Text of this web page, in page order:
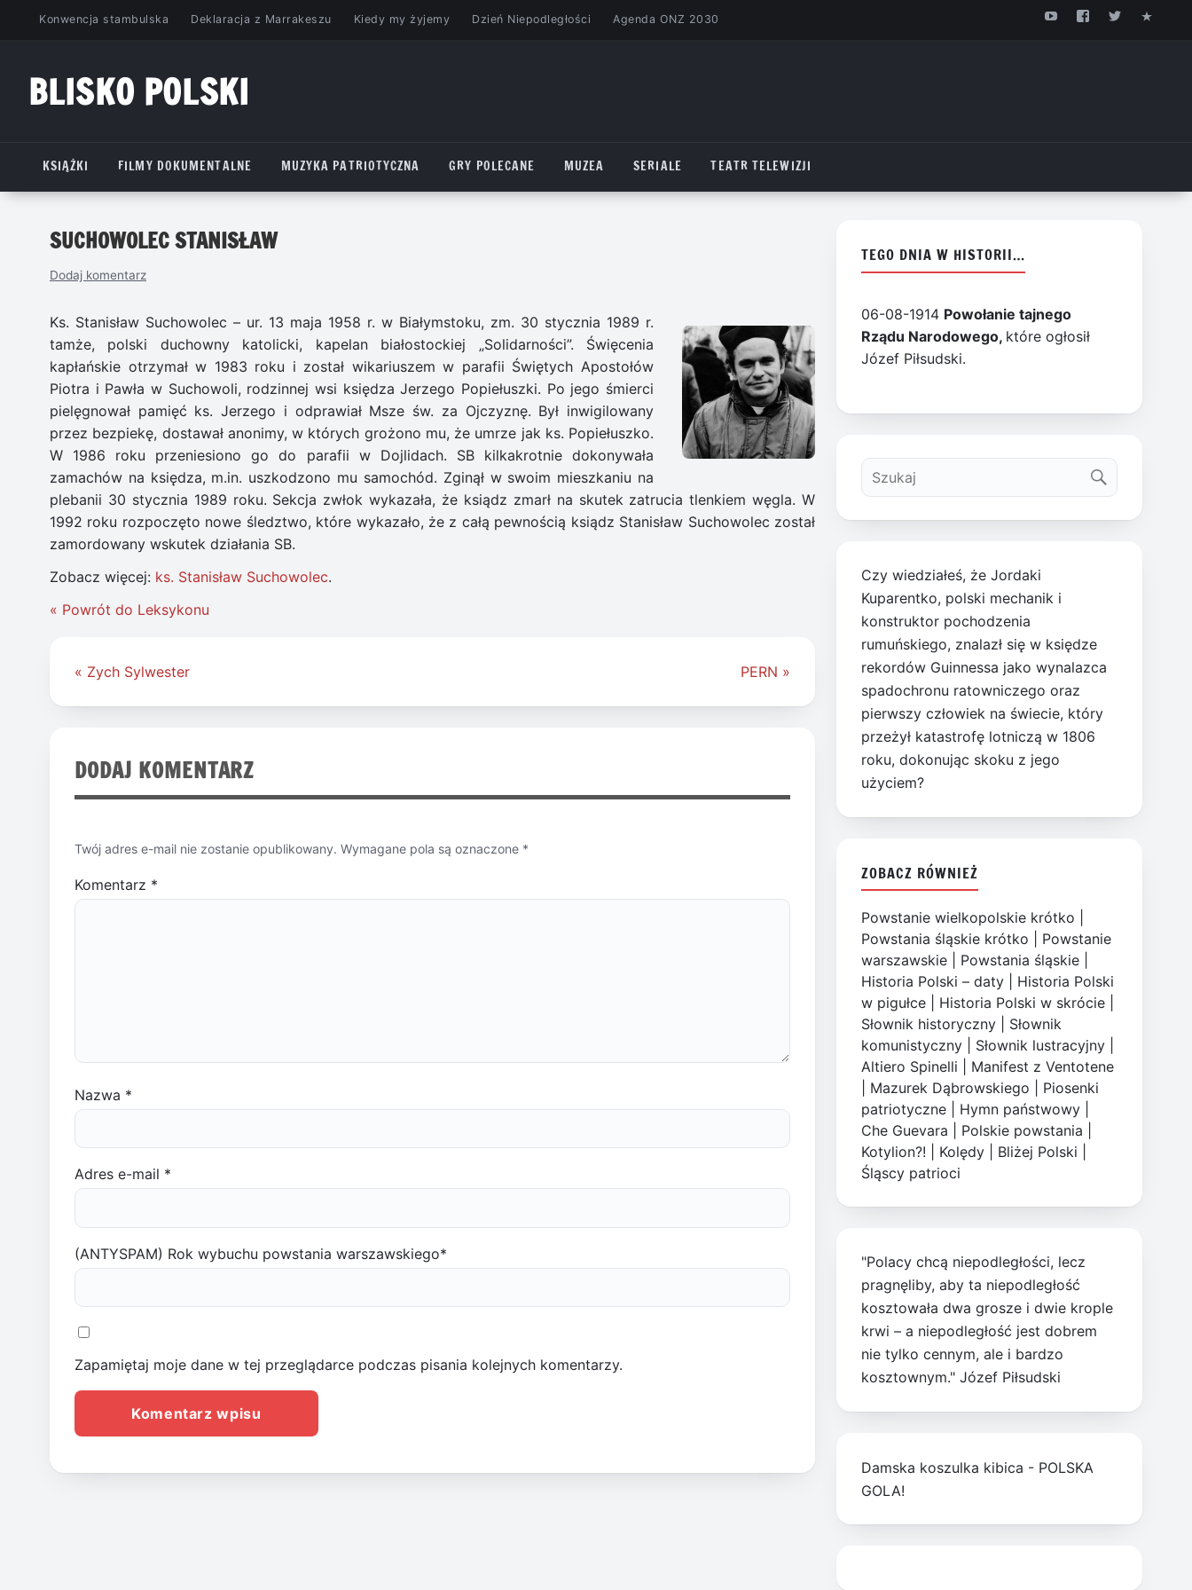
PrzejdźKonwencja stambulska Deklaracja z Marrakeszu Kiedy my żyjemy Dzień Niepodległości Agenda ONZ 2030
BLISKO POLSKI
KSIĄŻKI
FILMY DOKUMENTALNE MUZYKA PATRIOTYCZNA GRY POLECANE MUZEA SERIALE TEATR TELEWIZJI
SUCHOWOLEC STANISŁAW
Dodaj komentarz
Ks. Stanisław Suchowolec – ur. 13 maja 1958 r. w Białymstoku, zm. 30 stycznia 1989 r.
tamże, polski duchowny katolicki, kapelan białostockiej „Solidarności”. Święcenia
kapłańskie otrzymał w 1983 roku i został wikariuszem w parafii Świętych Apostołów
Piotra i Pawła w Suchowoli, rodzinnej wsi księdza Jerzego Popiełuszki. Po jego śmierci
pielęgnował pamięć ks. Jerzego i odprawiał Msze św. za Ojczyznę. Był inwigilowany
przez bezpiekę, dostawał anonimy, w których grożono mu, że umrze jak ks. Popiełuszko.
W 1986 roku przeniesiono go do parafii w Dojlidach. SB kilkakrotnie dokonywała
zamachów na księdza, m.in. uszkodzono mu samochód. Zginął w swoim mieszkaniu na
plebanii 30 stycznia 1989 roku. Sekcja zwłok wykazała, że ksiądz zmarł na skutek zatrucia tlenkiem węgla. W
1992 roku rozpoczęto nowe śledztwo, które wykazało, że z całą pewnością ksiądz Stanisław Suchowolec został
zamordowany wskutek działania SB.
Zobacz więcej: ks. Stanisław Suchowolec.
« Powrót do Leksykonu
Nawigacja
« Zych Sylwester PERN »
DODAJ KOMENTARZ
Twój adres e-mail nie zostanie opublikowany. Wymagane pola są oznaczone *
Komentarz *
Nazwa *
Adres e-mail *
(ANTYSPAM) Rok wybuchu powstania warszawskiego*
Zapamiętaj moje dane w tej przeglądarce podczas pisania kolejnych komentarzy.
TEGO DNIA W HISTORII…
06-08-1914 Powołanie tajnego
Rządu Narodowego, które ogłosił
Józef Piłsudski.
Czy wiedziałeś, że Jordaki
Kuparentko, polski mechanik i
konstruktor pochodzenia
rumuńskiego, znalazł się w księdze
rekordów Guinnessa jako wynalazca
spadochronu ratowniczego oraz
pierwszy człowiek na świecie, który
przeżył katastrofę lotniczą w 1806
roku, dokonując skoku z jego
użyciem?
ZOBACZ RÓWNIEŻ
Powstanie wielkopolskie krótko
Powstania śląskie krótko
Powstanie
warszawskie
Powstania śląskie
Historia Polski – daty
Historia Polski
w pigułce
Historia Polski w skrócie
Słownik historyczny
Słownik
komunistyczny
Słownik lustracyjny
Altiero Spinelli
Manifest z Ventotene
Mazurek Dąbrowskiego
Piosenki
patriotyczne
Hymn państwowy
Che Guevara
Polskie powstania
Kotylion?!
Kolędy Bliżej Polski
Śląscy patrioci
"Polacy chcą niepodległości, lecz
pragnęliby, aby ta niepodległość
kosztowała dwa grosze i dwie krople
krwi – a niepodległość jest dobrem
nie tylko cennym, ale i bardzo
kosztownym." Józef Piłsudski
Damska koszulka kibica - POLSKA
GOLA!